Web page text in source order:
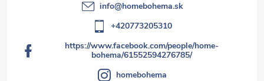
info@homebohema.sk
+420773205310
https://www.facebook.com/people/home-
bohema/61552594276785/
homebohema